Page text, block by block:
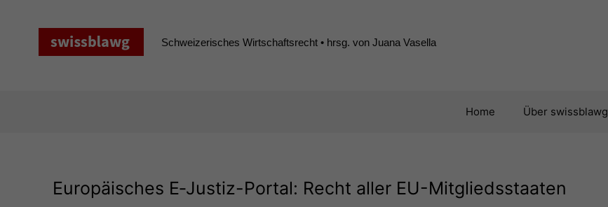
Schweizerisches Wirtschaftsrecht • hrsg. von Juana Vasella
Home Über swissblawg
Europäisches E‑Justiz-Portal: Recht aller EU-Mitgliedsstaaten